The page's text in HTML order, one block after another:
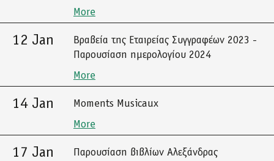
More
12 Jan
Βραβεία της Εταιρείας Συγγραφέων 2023 -
Παρουσίαση ημερολογίου 2024
More
14 Jan
Moments Musicaux
More
17 Jan
Παρουσίαση βιβλίων Αλεξάνδρας